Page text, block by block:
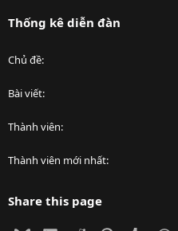
Thống kê diễn đàn
Chủ đề
Bài viết
Thành viên
Thành viên mới nhất
Share this page